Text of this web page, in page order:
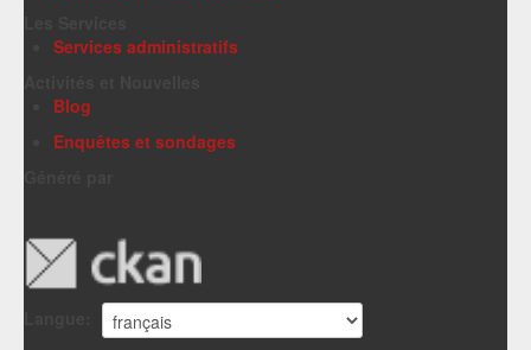
Services administratifs
Blog
Enquêtes et sondages